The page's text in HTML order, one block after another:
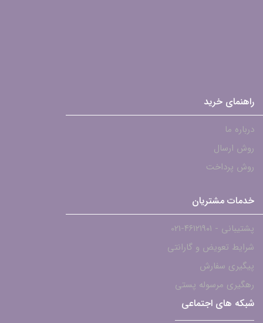
راهنمای خرید
درباره ما
روش ارسال
روش پرداخت
خدمات مشتریان
پشتیبانی - ۴۶۱۲۱۹۰۱-021
شرایط تعویض و گارانتی
پیگیری سفارش
رهگیری مرسوله پستی
شبکه های اجتماعی